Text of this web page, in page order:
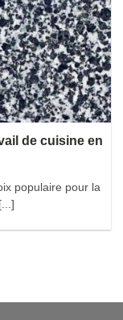
de cuisine en
populaire pour la